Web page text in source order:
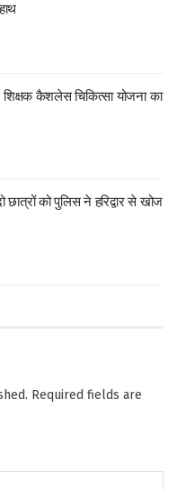
शिक्षक कैशलेस चिकित्सा योजना का
को पुलिस ने हरिद्वार से खोज
Required fields are